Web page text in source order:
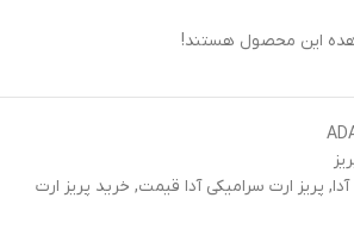
این محصول هستند!
, پریز ارت سرامیکی آدا قیمت, خرید پریز ارت